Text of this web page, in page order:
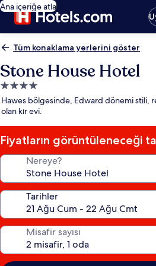
Ana içeriğe atla
Tüm konaklama yerlerini göster
Stone House Hotel
4.0
yıldızlı
konaklama
yeri
Hawes bölgesinde, Edward dönemi stili,
olan kır evi.
Fiyatların görüntüleneceği
Nereye?
Tarihler
Misafir sayısı